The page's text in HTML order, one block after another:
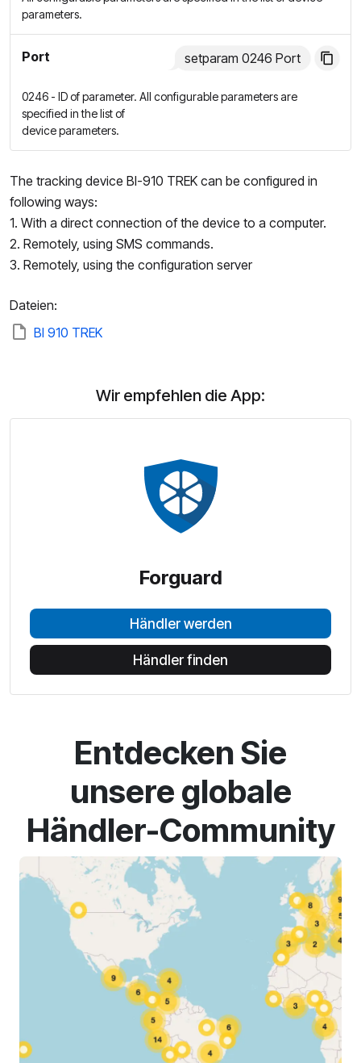
parameters.
Port setparam 0246 Port
0246 - ID of parameter. All configurable parameters are
specified in the list of
device parameters.
The tracking device BI-910 TREK can be configured in
following ways:
1. With a direct connection of the device to a computer.
2. Remotely, using SMS commands.
3. Remotely, using the configuration server
Dateien:
BI 910 TREK
Wir empfehlen die App:
Forguard
Händler werden
Händler finden
Entdecken Sie
unsere globale
Händler-Community